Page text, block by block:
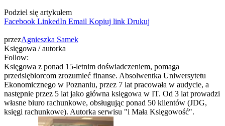
Podziel się artykułem
Facebook LinkedIn Email Kopiuj link Drukuj
przezAgnieszka Samek
Księgowa / autorka
Follow:
Księgowa z ponad 15-letnim doświadczeniem, pomaga
przedsiębiorcom zrozumieć finanse. Absolwentka Uniwersytetu
Ekonomicznego w Poznaniu, przez 7 lat pracowała w audycie, a
następnie przez 5 lat jako główna księgowa w IT. Od 3 lat prowadzi
własne biuro rachunkowe, obsługując ponad 50 klientów (JDG,
księgi rachunkowe). Autorka serwisu "i Mała Księgowość".